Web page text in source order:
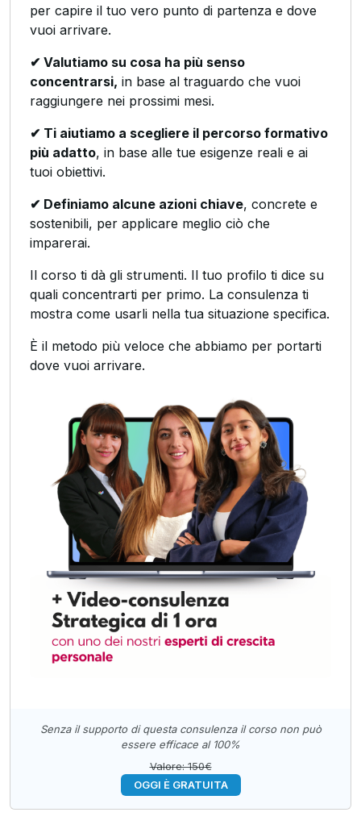
per capire il tuo vero punto di partenza e dove
vuoi arrivare.
✔ Valutiamo su cosa ha più senso
concentrarsi, in base al traguardo che vuoi
raggiungere nei prossimi mesi.
✔ Ti aiutiamo a scegliere il percorso formativo
più adatto, in base alle tue esigenze reali e ai
tuoi obiettivi.
✔ Definiamo alcune azioni chiave, concrete e
sostenibili, per applicare meglio ciò che
imparerai.
Il corso ti dà gli strumenti. Il tuo profilo ti dice su
quali concentrarti per primo. La consulenza ti
mostra come usarli nella tua situazione specifica.
È il metodo più veloce che abbiamo per portarti
dove vuoi arrivare.
Senza il supporto di questa consulenza il corso non può
essere efficace al 100%
Valore: 150€
OGGI È GRATUITA